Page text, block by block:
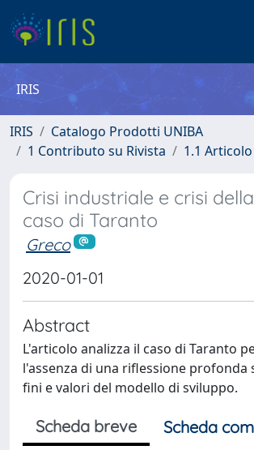
IRIS
IRIS
Catalogo Prodotti UNIBA
1 Contributo su Rivista
1.1
Crisi industriale e crisi
caso di Taranto
Greco
2020-01-01
Abstract
L'articolo analizza il caso di Taranto
l'assenza di una riflessione profonda
fini e valori del modello di sviluppo.
Scheda breve
Scheda